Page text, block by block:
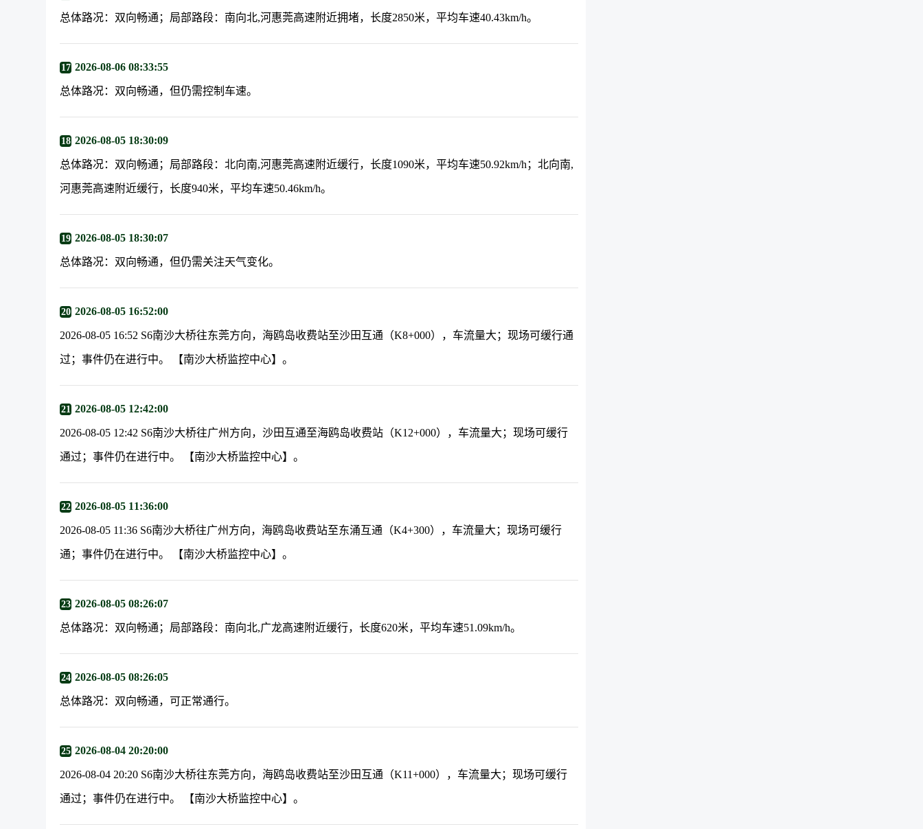
总体路况：双向畅通；局部路段：南向北,河惠莞高速附近拥堵，长度2850米，平均车速40.43km/h。
17 2026-08-06 08:33:55
总体路况：双向畅通，但仍需控制车速。
18 2026-08-05 18:30:09
总体路况：双向畅通；局部路段：北向南,河惠莞高速附近缓行，长度1090米，平均车速50.92km/h；北向南,
河惠莞高速附近缓行，长度940米，平均车速50.46km/h。
19 2026-08-05 18:30:07
总体路况：双向畅通，但仍需关注天气变化。
20 2026-08-05 16:52:00
2026-08-05 16:52 S6南沙大桥往东莞方向，海鸥岛收费站至沙田互通（K8+000），车流量大；现场可缓行通
过；事件仍在进行中。 【南沙大桥监控中心】。
21 2026-08-05 12:42:00
2026-08-05 12:42 S6南沙大桥往广州方向，沙田互通至海鸥岛收费站（K12+000），车流量大；现场可缓行
通过；事件仍在进行中。 【南沙大桥监控中心】。
22 2026-08-05 11:36:00
2026-08-05 11:36 S6南沙大桥往广州方向，海鸥岛收费站至东涌互通（K4+300），车流量大；现场可缓行
通；事件仍在进行中。 【南沙大桥监控中心】。
23 2026-08-05 08:26:07
总体路况：双向畅通；局部路段：南向北,广龙高速附近缓行，长度620米，平均车速51.09km/h。
24 2026-08-05 08:26:05
总体路况：双向畅通，可正常通行。
25 2026-08-04 20:20:00
2026-08-04 20:20 S6南沙大桥往东莞方向，海鸥岛收费站至沙田互通（K11+000），车流量大；现场可缓行
通过；事件仍在进行中。 【南沙大桥监控中心】。